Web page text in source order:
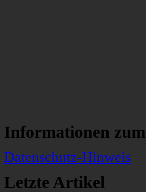
Informationen
Datenschutz-Hinweis
Letzte Artikel